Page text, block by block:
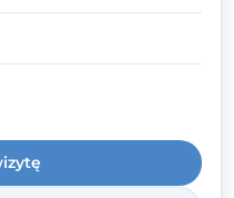
Pracuję w
behawioralnym, oferując
pełne empatii,
Jeśli masz za sobą
tutaj dla Ciebie.